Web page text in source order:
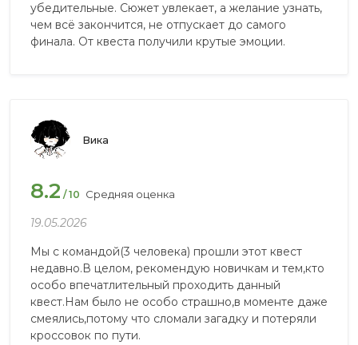
убедительные. Сюжет увлекает, а желание узнать,
чем всё закончится, не отпускает до самого
финала. От квеста получили крутые эмоции.
Вика
8.2 / 10 Средняя оценка
19.05.2026
Мы с командой(3 человека) прошли этот квест
недавно.В целом, рекомендую новичкам и тем,кто
особо впечатлительный проходить данный
квест.Нам было не особо страшно,в моменте даже
смеялись,потому что сломали загадку и потеряли
кроссовок по пути.